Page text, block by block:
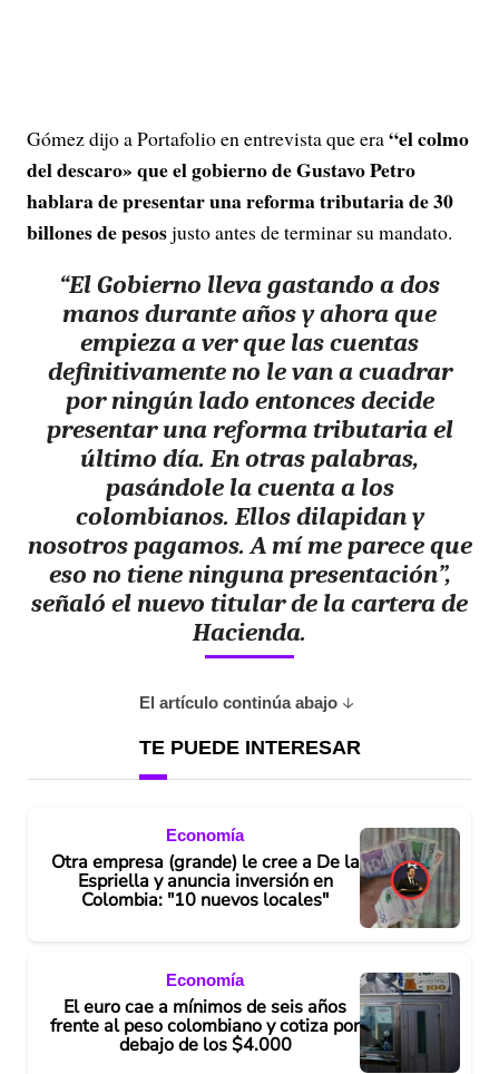
Gómez dijo a Portafolio en entrevista que era“el colmo
del descaro» que el gobierno de Gustavo Petro
hablara de presentar una reforma tributaria de 30
billones de pesosjusto antes de terminar su mandato.
“El Gobierno lleva gastando a dos
manos durante años y ahora que
empieza a ver que las cuentas
definitivamente no le van a cuadrar
por ningún lado entonces decide
presentar una reforma tributaria el
último día. En otras palabras,
pasándole la cuenta a los
colombianos. Ellos dilapidan y
nosotros pagamos. A mí me parece que
eso no tiene ninguna presentación”,
señaló el nuevo titular de la cartera de
Hacienda.
El artículo continúa abajo
TE PUEDE INTERESAR
Economía
Otra empresa (grande) le cree a De la
Espriella y anuncia inversión en
Colombia: "10 nuevos locales"
Economía
El euro cae a mínimos de seis años
frente al peso colombiano y cotiza por
debajo de los $4.000